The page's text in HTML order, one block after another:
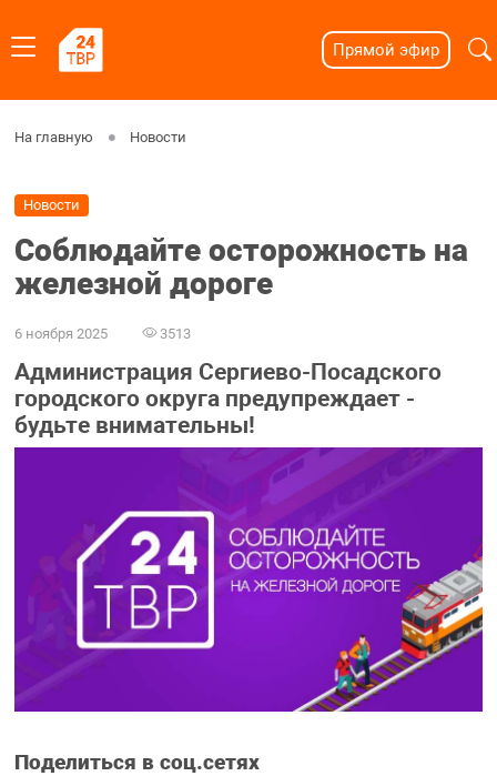
Прямой эфир
На главную Новости
Новости
Соблюдайте осторожность на
железной дороге
6 ноября 2025 3513
Администрация Сергиево-Посадского
городского округа предупреждает -
будьте внимательны!
Поделиться в соц.сетях